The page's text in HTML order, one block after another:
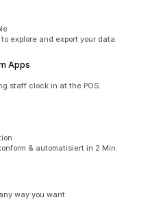
explore and export your data.
Apps
staff clock in at the POS.
& automatisiert in 2 Min.
way you want